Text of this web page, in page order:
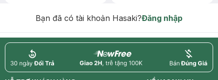
Bạn đã có tài khoản Hasaki?Đăng nhập
return nowfree price